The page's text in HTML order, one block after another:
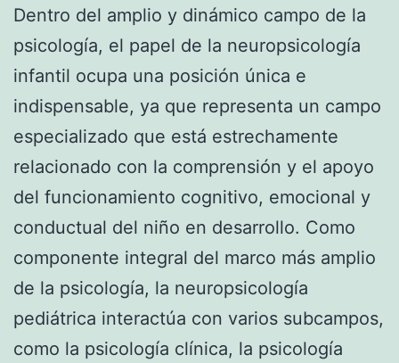
Dentro del amplio y dinámico campo de la
psicología, el papel de la neuropsicología
infantil ocupa una posición única e
indispensable, ya que representa un campo
especializado que está estrechamente
relacionado con la comprensión y el apoyo
del funcionamiento cognitivo, emocional y
conductual del niño en desarrollo. Como
componente integral del marco más amplio
de la psicología, la neuropsicología
pediátrica interactúa con varios subcampos,
como la psicología clínica, la psicología